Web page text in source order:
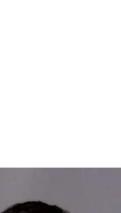
офіційно заявили,
із каталогу.